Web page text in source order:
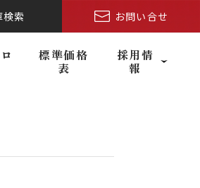
索 お問い合せ
標準価格
表
採用情
報